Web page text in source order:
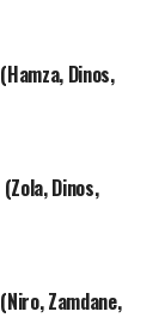
et
ces dernières
fois que le
Dinos,
Dinos,
Zamdane,